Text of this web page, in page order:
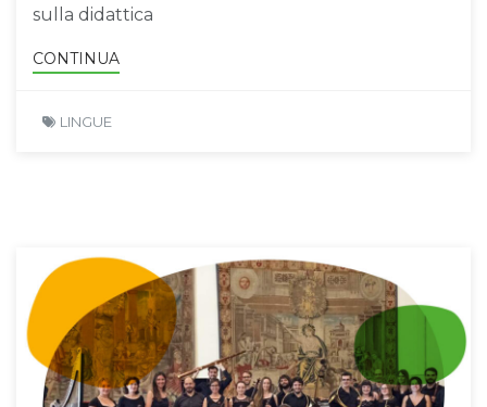
sulla didattica
CONTINUA
LINGUE